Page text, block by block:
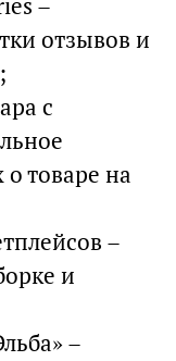
–
отзывов и
с
товаре на
–
и
–